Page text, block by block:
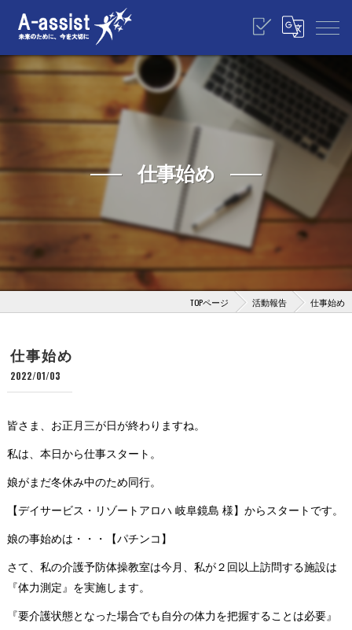
仕事始め
TOPページ 活動報告 仕事始め
仕事始め
2022/01/03
皆さま、お正月三が日が終わりますね。
私は、本日から仕事スタート。
娘がまだ冬休み中のため同行。
【デイサービス・リゾートアロハ 岐阜鏡島 様】からスタートです。
娘の事始めは・・・【パチンコ】
さて、私の介護予防体操教室は今月、私が２回以上訪問する施設は
『体力測定』を実施します。
『要介護状態となった場合でも自分の体力を把握することは必要』